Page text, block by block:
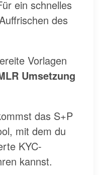
ein schnelles
des
Vorlagen
Umsetzung
das S+P
mit dem du
KYC-
kannst.